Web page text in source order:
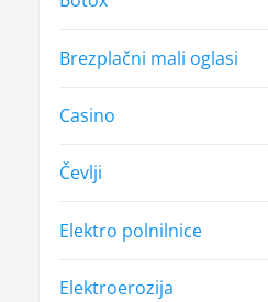
Brezplačni mali oglasi
Casino
Čevlji
Elektro polnilnice
Elektroerozija